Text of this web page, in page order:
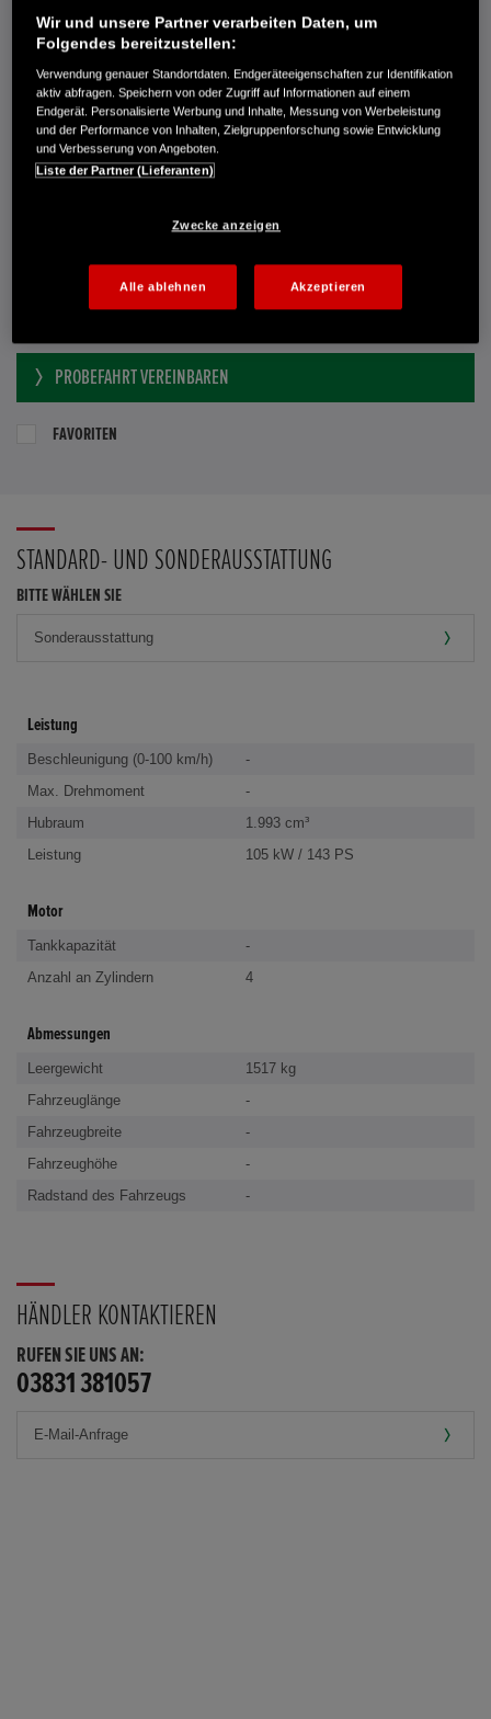
AUTOHAUS B. BLADT STRALSUND
Heinrich-Heine-Ring 113a
RUFEN SIE UNS AN:
03831 381057
Händler kontaktieren
E-MAIL-ANFRAGE
PROBEFAHRT VEREINBAREN
FAVORITEN
STANDARD- UND SONDERAUSSTATTUNG
BITTE WÄHLEN SIE
Leistung
Beschleunigung (0-100 km/h)
-
Max. Drehmoment
-
Hubraum
1.993 cm³
Leistung
105 kW / 143 PS
Motor
Tankkapazität
-
Anzahl an Zylindern
4
Abmessungen
Leergewicht
1517 kg
Fahrzeuglänge
-
Fahrzeugbreite
-
Fahrzeughöhe
-
Radstand des Fahrzeugs
-
HÄNDLER KONTAKTIEREN
RUFEN SIE UNS AN:
03831 381057
Wir und unsere Partner verarbeiten Daten, um
Folgendes bereitzustellen:
Verwendung genauer Standortdaten. Endgeräteeigenschaften zur Identifikation
aktiv abfragen. Speichern von oder Zugriff auf Informationen auf einem
Endgerät. Personalisierte Werbung und Inhalte, Messung von Werbeleistung
und der Performance von Inhalten, Zielgruppenforschung sowie Entwicklung
und Verbesserung von Angeboten.
Liste der Partner (Lieferanten)
Zwecke anzeigen
Alle ablehnen Akzeptieren